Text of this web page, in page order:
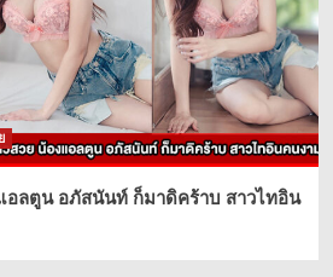
อลตูน อภัสนันท์ ก็มาดิคร้าบ สาวไทอิน